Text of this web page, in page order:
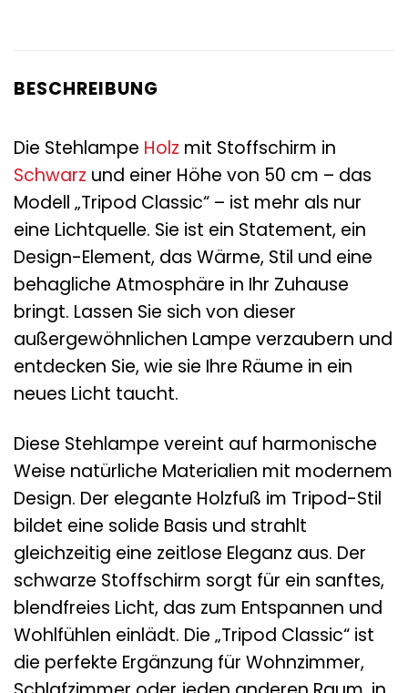
BESCHREIBUNG
Die Stehlampe Holz mit Stoffschirm in
Schwarz und einer Höhe von 50 cm – das
Modell „Tripod Classic“ – ist mehr als nur
eine Lichtquelle. Sie ist ein Statement, ein
Design-Element, das Wärme, Stil und eine
behagliche Atmosphäre in Ihr Zuhause
bringt. Lassen Sie sich von dieser
außergewöhnlichen Lampe verzaubern und
entdecken Sie, wie sie Ihre Räume in ein
neues Licht taucht.
Diese Stehlampe vereint auf harmonische
Weise natürliche Materialien mit modernem
Design. Der elegante Holzfuß im Tripod-Stil
bildet eine solide Basis und strahlt
gleichzeitig eine zeitlose Eleganz aus. Der
schwarze Stoffschirm sorgt für ein sanftes,
blendfreies Licht, das zum Entspannen und
Wohlfühlen einlädt. Die „Tripod Classic“ ist
die perfekte Ergänzung für Wohnzimmer,